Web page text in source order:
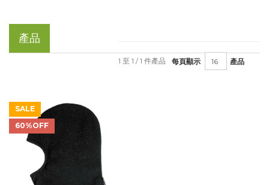
產品
每頁顯示 產品
1 至 1 / 1 件產品
SALE
60%OFF